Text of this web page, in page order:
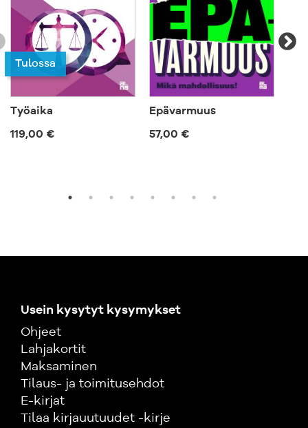
Tulossa
Työaika
119,00 €
Epävarmuus
57,00 €
Usein kysytyt kysymykset
Ohjeet
Lahjakortit
Maksaminen
Tilaus- ja toimitusehdot
E-kirjat
Tilaa kirjauutuudet -kirje